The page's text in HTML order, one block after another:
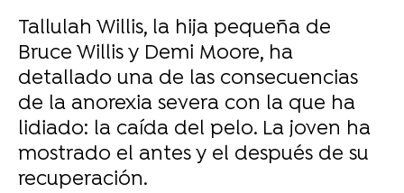
Tallulah Willis, la hija pequeña de
Bruce Willis y Demi Moore, ha
detallado una de las consecuencias
de la anorexia severa con la que ha
lidiado: la caída del pelo. La joven ha
mostrado el antes y el después de su
recuperación.